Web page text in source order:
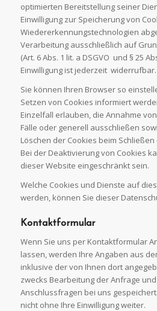
optimierten Bereitstellung seiner
Einwilligung zur Speicherung von
Wiedererkennungstechnologien
Verarbeitung ausschließlich auf
(Art. 6 Abs. 1 lit. a DSGVO und § 25
Einwilligung ist jederzeit widerrufbar.
Sie können Ihren Browser so
Setzen von Cookies informiert
Einzelfall erlauben, die Annahme
Fälle oder generell ausschließen
Löschen der Cookies beim
Bei der Deaktivierung von Cookies
dieser Website eingeschränkt sein.
Welche Cookies und Dienste auf
werden, können Sie dieser
Kontaktformular
Wenn Sie uns per Kontaktformular
lassen, werden Ihre Angaben aus
inklusive der von Ihnen dort
zwecks Bearbeitung der Anfrage
Anschlussfragen bei uns
nicht ohne Ihre Einwilligung weiter.